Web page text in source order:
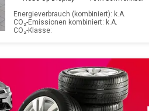
Energieverbrauch (kombiniert): k.A.
CO₂-Emissionen kombiniert: k.A.
CO₂-Klasse: